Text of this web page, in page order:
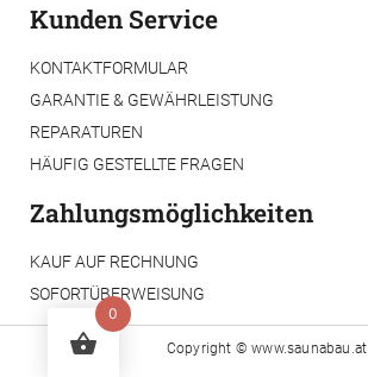
Kunden Service
KONTAKTFORMULAR
GARANTIE & GEWÄHRLEISTUNG
REPARATUREN
HÄUFIG GESTELLTE FRAGEN
Zahlungsmöglichkeiten
KAUF AUF RECHNUNG
SOFORTÜBERWEISUNG
Copyright ©www.saunabau.at
0